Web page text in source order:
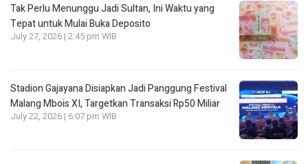
Tak Perlu Menunggu Jadi Sultan, Ini Waktu yang
Tepat untuk Mulai Buka Deposito
July 27, 2026 | 2:45 pm WIB
Stadion Gajayana Disiapkan Jadi Panggung Festival
Malang Mbois XI, Targetkan Transaksi Rp50 Miliar
July 22, 2026 | 6:07 pm WIB